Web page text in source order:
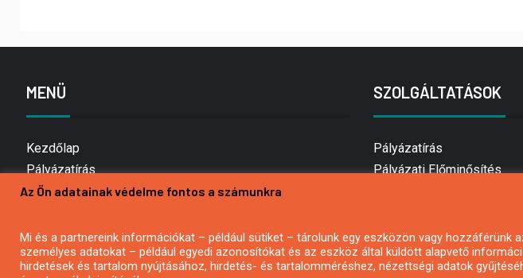
MENÜ
Kezdőlap
Pályázatírás
Bemutatkozás
Hírlevél feliratkozás
Impresszum
SZOLGÁLTATÁSOK
Pályázatírás
Pályázati Előminősítés
Mezőgazdasági
Pályázatírás
Az Ön adatainak védelme fontos a számunkra
Mi és a partnereink információkat – például sütiket – tárolunk egy eszközön vagy hozzáférünk
személyes adatokat – például egyedi azonosítókat és az eszköz által küldött alapvető
hirdetések és tartalom nyújtásához, hirdetés- és tartalomméréshez, nézettségi adatok